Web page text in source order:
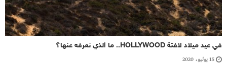
في عيد ميلاد لافتة HOLLYWOOD.. ما الذي نعرفه عنها؟
15 يوليو، 2020